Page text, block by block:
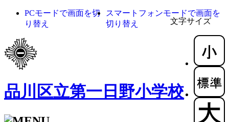
文字サイズ
PCモードで画面を切
り替え
スマートフォンモードで画面を
切り替え
品川区立第一日野小学校